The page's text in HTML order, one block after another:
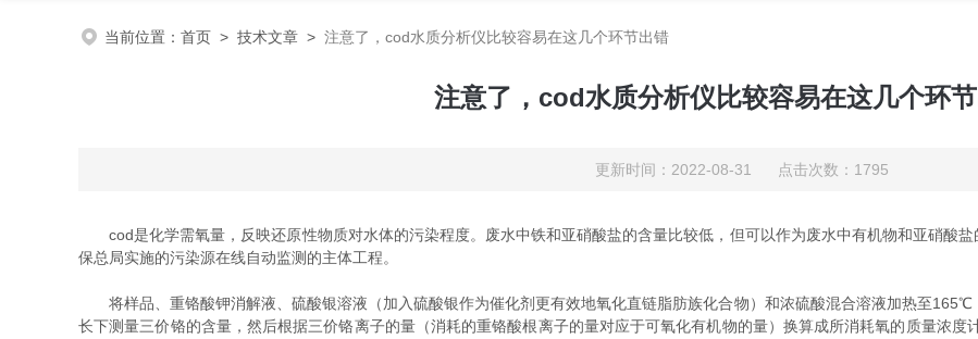
当前位置： 首页 > 技术文章 > 注意了，cod水质分析仪比较容易在这几个环节出错
注意了，cod水质分析仪比较容易在这几个环
更新时间：2022-08-31 点击次数：1795
cod是化学需氧量，反映还原性物质对水体的污染程度。废水中铁和亚硝酸盐的含量比较低，但可以作为废水中有机物和亚硝酸盐
保总局实施的污染源在线自动监测的主体工程。
将样品、重铬酸钾消解液、硫酸银溶液（加入硫酸银作为催化剂更有效地氧化直链脂肪族化合物）和浓硫酸混合溶液加热至165℃
长下测量三价铬的含量，然后根据三价铬离子的量（消耗的重铬酸根离子的量对应于可氧化有机物的量）换算成所消耗氧的质量浓度